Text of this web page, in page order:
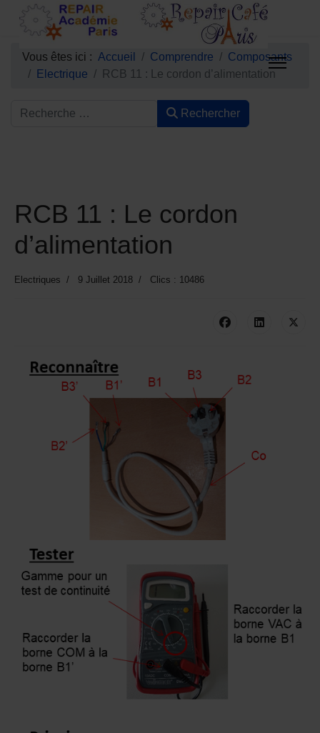
Vous êtes ici : Accueil Comprendre
Composants
Electrique
RCB 11 : Le cordon d’alimentation
Rechercher
RCB 11 : Le cordon
d’alimentation
Electriques 9 Juillet 2018 Clics : 10486